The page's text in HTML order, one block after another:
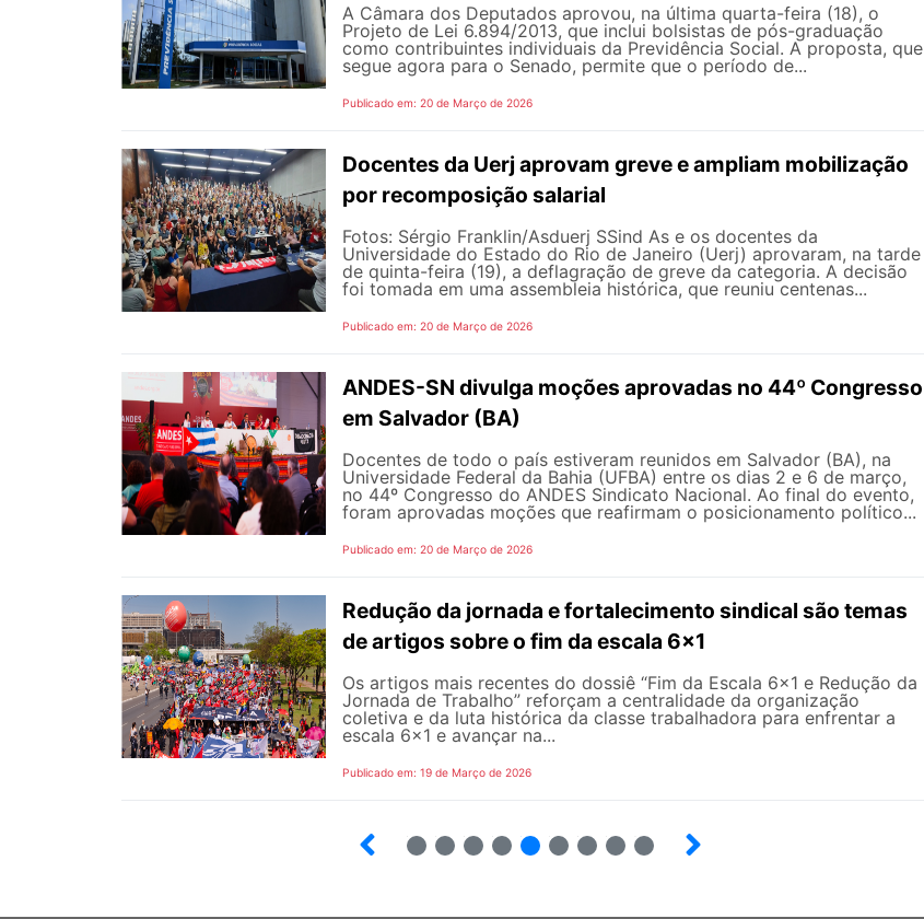
A Câmara dos Deputados aprovou, na última quarta-feira (18), o
Projeto de Lei 6.894/2013, que inclui bolsistas de pós-graduação
como contribuintes individuais da Previdência Social. A proposta, que
segue agora para o Senado, permite que o período de...
Publicado em: 20 de Março de 2026
Docentes da Uerj aprovam greve e ampliam mobilização
por recomposição salarial
Fotos: Sérgio Franklin/Asduerj SSind As e os docentes da
Universidade do Estado do Rio de Janeiro (Uerj) aprovaram, na tarde
de quinta-feira (19), a deflagração de greve da categoria. A decisão
foi tomada em uma assembleia histórica, que reuniu centenas...
Publicado em: 20 de Março de 2026
ANDES-SN divulga moções aprovadas no 44º Congresso
em Salvador (BA)
Docentes de todo o país estiveram reunidos em Salvador (BA), na
Universidade Federal da Bahia (UFBA) entre os dias 2 e 6 de março,
no 44º Congresso do ANDES Sindicato Nacional. Ao final do evento,
foram aprovadas moções que reafirmam o posicionamento político...
Publicado em: 20 de Março de 2026
Redução da jornada e fortalecimento sindical são temas
de artigos sobre o fim da escala 6x1
Os artigos mais recentes do dossiê “Fim da Escala 6×1 e Redução da
Jornada de Trabalho” reforçam a centralidade da organização
coletiva e da luta histórica da classe trabalhadora para enfrentar a
escala 6x1 e avançar na...
Publicado em: 19 de Março de 2026